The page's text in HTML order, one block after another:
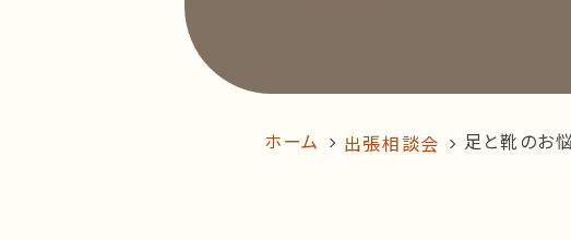
follow us!
ホーム 出張相談会 足と靴の